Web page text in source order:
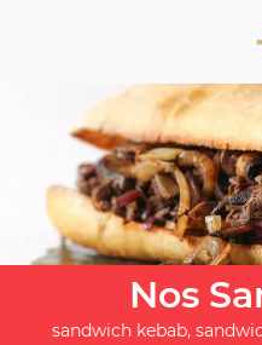
Nos
sandwich kebab,